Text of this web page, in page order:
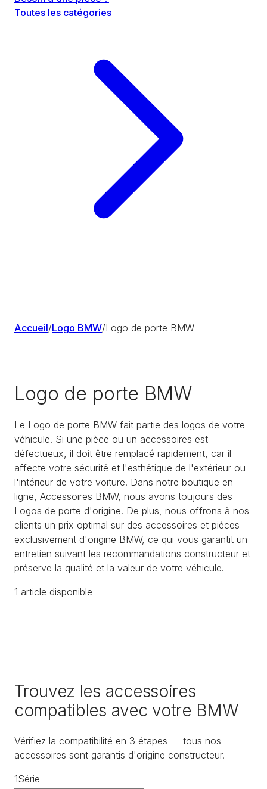
Toutes les catégories
Accueil/Logo BMW/Logo de porte BMW
Logo de porte BMW
Le Logo de porte BMW fait partie des logos de votre
véhicule. Si une pièce ou un accessoires est
défectueux, il doit être remplacé rapidement, car il
affecte votre sécurité et l'esthétique de l'extérieur ou
l'intérieur de votre voiture. Dans notre boutique en
ligne, Accessoires BMW, nous avons toujours des
Logos de porte d'origine. De plus, nous offrons à nos
clients un prix optimal sur des accessoires et pièces
exclusivement d'origine BMW, ce qui vous garantit un
entretien suivant les recommandations constructeur et
préserve la qualité et la valeur de votre véhicule.
1 article disponible
Trouvez les accessoires
compatibles avec votre BMW
Vérifiez la compatibilité en 3 étapes — tous nos
accessoires sont garantis d'origine constructeur.
1Série